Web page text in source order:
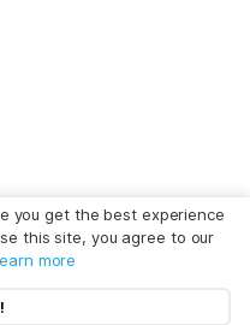
you get the best experience
this site, you agree to our
more